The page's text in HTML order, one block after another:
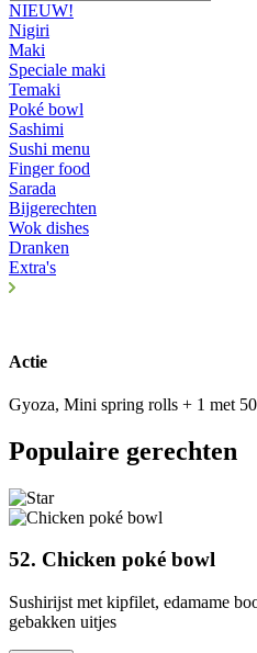
NIEUW!
Nigiri
Maki
Speciale maki
Temaki
Poké bowl
Sashimi
Sushi menu
Finger food
Sarada
Bijgerechten
Wok dishes
Dranken
Extra's
Actie
Gyoza, Mini spring rolls + 1 met
Populaire gerechten
52. Chicken poké bowl
Sushirijst met kipfilet, edamame
gebakken uitjes